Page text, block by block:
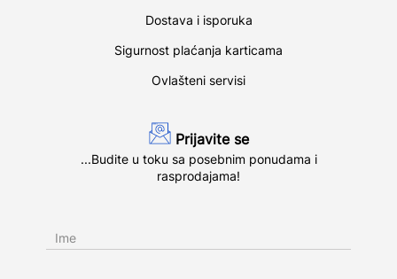
Dostava i isporuka
Sigurnost plaćanja karticama
Ovlašteni servisi
Prijavite se
...Budite u toku sa posebnim ponudama i
rasprodajama!
Ime